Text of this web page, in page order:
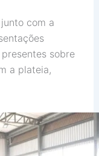
com a
sobre
a plateia,